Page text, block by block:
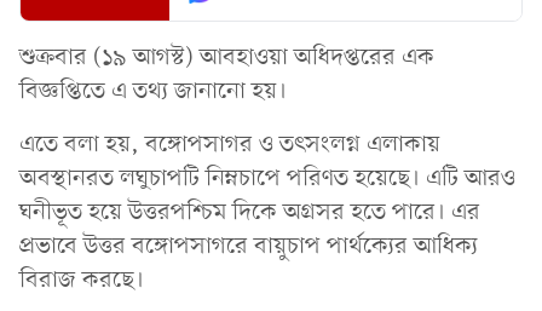
শুক্রবার (১৯ আগস্ট) আবহাওয়া অধিদপ্তরের এক
বিজ্ঞপ্তিতে এ তথ্য জানানো হয়।
এতে বলা হয়, বঙ্গোপসাগর ও তৎসংলগ্ন এলাকায়
অবস্থানরত লঘুচাপটি নিম্নচাপে পরিণত হয়েছে। এটি আরও
ঘনীভূত হয়ে উত্তরপশ্চিম দিকে অগ্রসর হতে পারে। এর
প্রভাবে উত্তর বঙ্গোপসাগরে বায়ুচাপ পার্থক্যের আধিক্য
বিরাজ করছে।